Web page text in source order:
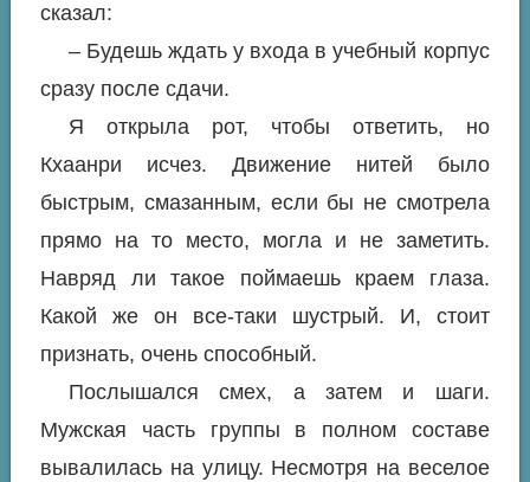
сказал:
– Будешь ждать у входа в учебный корпус
сразу после сдачи.
Я открыла рот, чтобы ответить, но
Кхаанри исчез. Движение нитей было
быстрым, смазанным, если бы не смотрела
прямо на то место, могла и не заметить.
Навряд ли такое поймаешь краем глаза.
Какой же он все-таки шустрый. И, стоит
признать, очень способный.
Послышался смех, а затем и шаги.
Мужская часть группы в полном составе
вывалилась на улицу. Несмотря на веселое